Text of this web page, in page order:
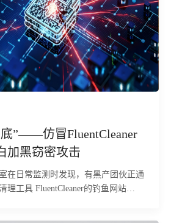
登录态、游戏账号及加密货币钱包等
，火绒安全产品已经实现对该行为的
”——仿冒FluentCleaner
加黑窃密攻击
在日常监测时发现，有黑产团伙正通
理工具 FluentCleaner的钓鱼网站